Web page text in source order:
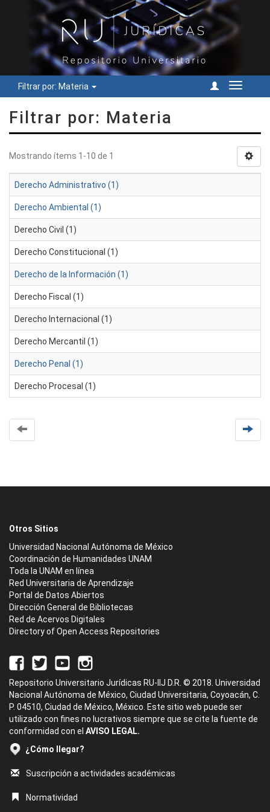
Filtrar por: Materia
Cambiar
Filtrar por: Materia
Mostrando ítems 1-10 de 1
Derecho Administrativo (1)
Derecho Ambiental (1)
Derecho Civil (1)
Derecho Constitucional (1)
Derecho de la Información (1)
Derecho Fiscal (1)
Derecho Internacional (1)
Derecho Mercantil (1)
Derecho Penal (1)
Derecho Procesal (1)
Otros Sitios
Universidad Nacional Autónoma de México
Coordinación de Humanidades UNAM
Toda la UNAM en línea
Red Universitaria de Aprendizaje
Portal de Datos Abiertos
Dirección General de Bibliotecas
Red de Acervos Digitales
Directory of Open Access Repositories
Repositorio Universitario Jurídicas RU-IIJ D.R. © 2018. Universidad
Nacional Autónoma de México, Ciudad Universitaria, Coyoacán, C.
P. 04510, Ciudad de México, México. Este sitio web puede ser
utilizado con fines no lucrativos siempre que se cite la fuente de
conformidad con el AVISO LEGAL.
¿Cómo llegar?
Suscripción a actividades académicas
Normatividad